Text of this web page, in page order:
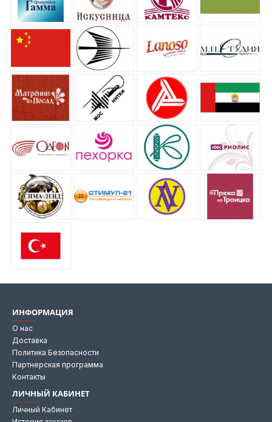
ИНФОРМАЦИЯ
О нас
Доставка
Политика Безопасности
Партнерская программа
Контакты
ЛИЧНЫЙ КАБИНЕТ
Личный Кабинет